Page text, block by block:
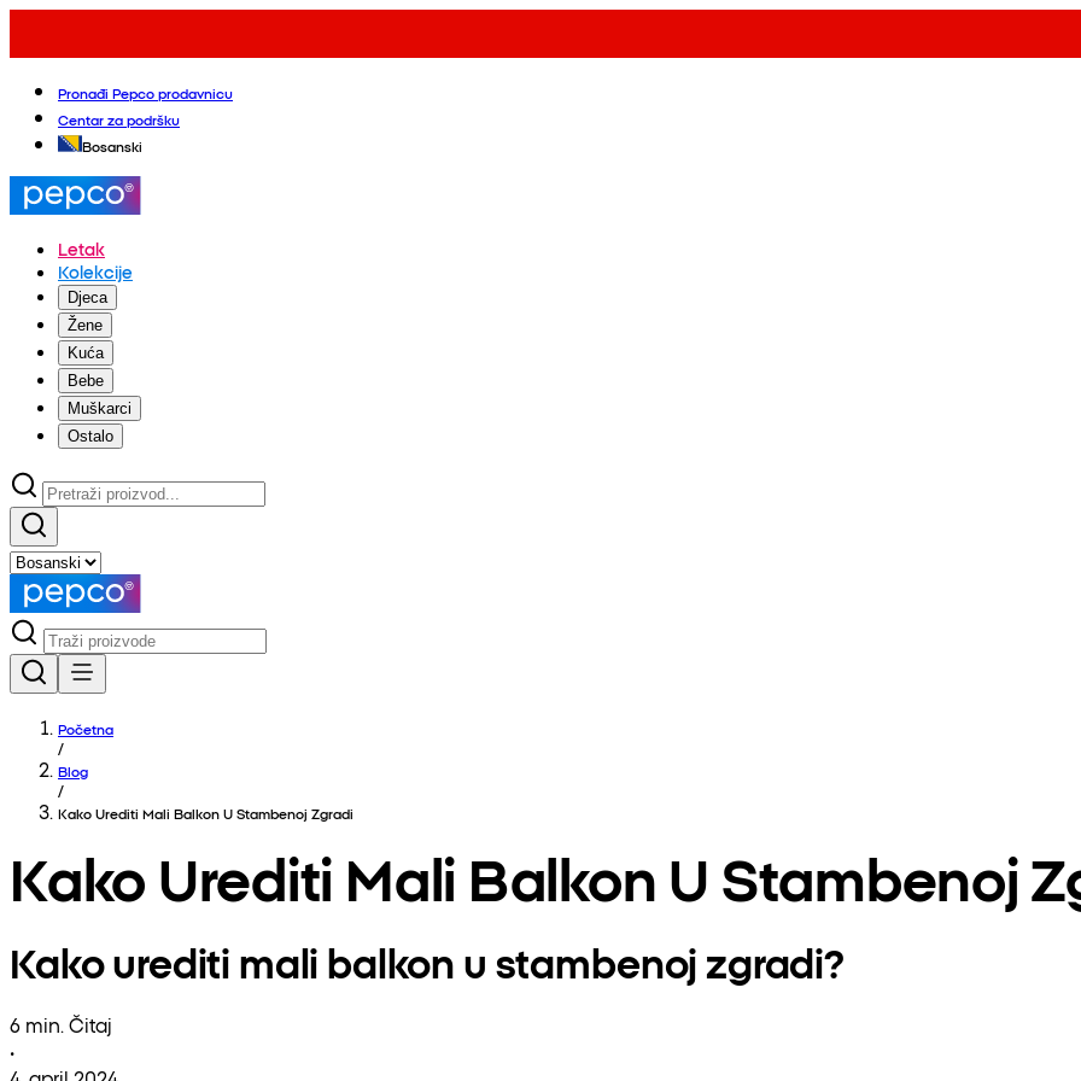
Pronađi Pepco prodavnicu
Centar za podršku
Bosanski
Letak
Kolekcije
Djeca
Žene
Kuća
Bebe
Muškarci
Ostalo
Početna
/
Blog
/
Kako Urediti Mali Balkon U Stambenoj Zgradi
Kako Urediti Mali Balkon U Stambenoj
Kako urediti mali balkon u stambenoj zgradi?
6 min. Čitaj
•